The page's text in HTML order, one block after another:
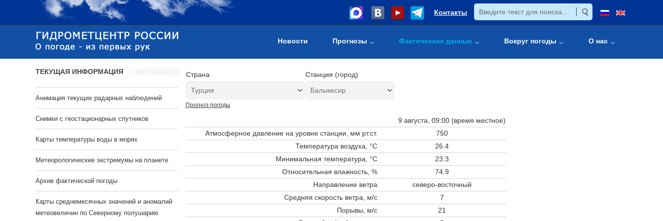
Контакты
Новости Прогнозы Фактические данные Вокруг погоды О нас
Страна Станция (город)
Прогноз погоды
9 августа, 09:00 (время местное)
Атмосферное давление на уровне станции, мм рт.ст.
750
Температура воздуха, °C
26.4
Минимальная температура, °C
23.3
Относительная влажность, %
74.9
Направление ветра
северо-восточный
Средняя скорость ветра, м/с
7
Порывы, м/с
21
ТЕКУЩАЯ ИНФОРМАЦИЯ
Анимация текущих радарных наблюдений
Cнимки с геостационарных спутников
Карты температуры воды в морях
Метеорологические экстремумы на планете
Архив фактической погоды
Карты среднемесячных значений и аномалий
метеовеличин по Северному полушарию